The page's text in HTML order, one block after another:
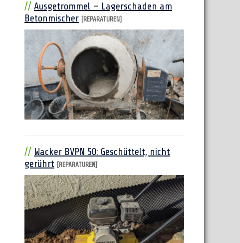
Ausgetrommel – Lagerschaden am
Betonmischer
[REPARATUREN]
Wacker BVPN 50: Geschüttelt, nicht
gerührt
[REPARATUREN]